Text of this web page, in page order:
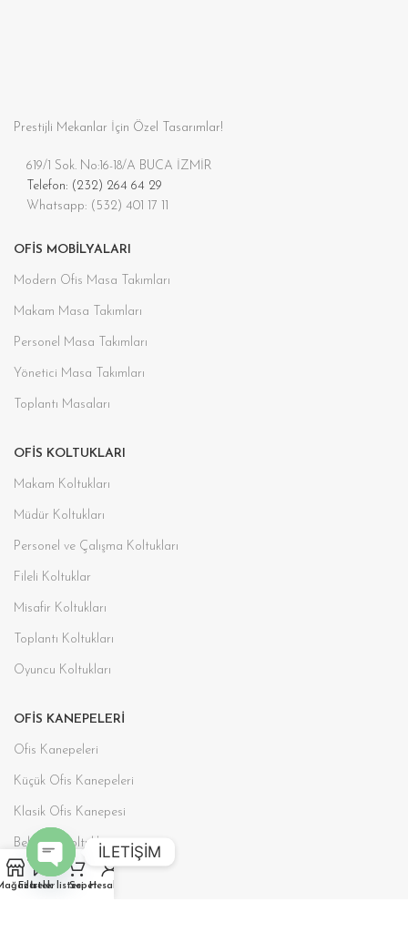
Prestijli Mekanlar İçin Özel Tasarımlar!
619/1 Sok. No:16-18/A BUCA İZMİR
Telefon: (232) 264 64 29
Whatsapp: (532) 401 17 11
OFIS MOBILYALARI
Modern Ofis Masa Takımları
Makam Masa Takımları
Personel Masa Takımları
Yönetici Masa Takımları
Toplantı Masaları
OFIS KOLTUKLARI
Makam Koltukları
Müdür Koltukları
Personel ve Çalışma Koltukları
Fileli Koltuklar
Misafir Koltukları
Toplantı Koltukları
Oyuncu Koltukları
OFIS KANEPELERI
Ofis Kanepeleri
Küçük Ofis Kanepeleri
Klasik Ofis Kanepesi
Bekleme Koltukları
Tv Koltukları
Filtreler
İstek listesiSepetHesabım
İLETİŞİM
Open